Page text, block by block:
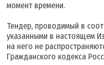
момент времени.
Тендер, проводимый в
указанными в настоящем
на него не
Гражданского кодекса